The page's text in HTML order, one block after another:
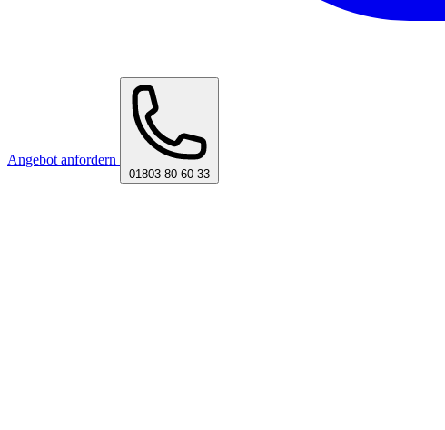
Angebot anfordern
01803 80 60 33